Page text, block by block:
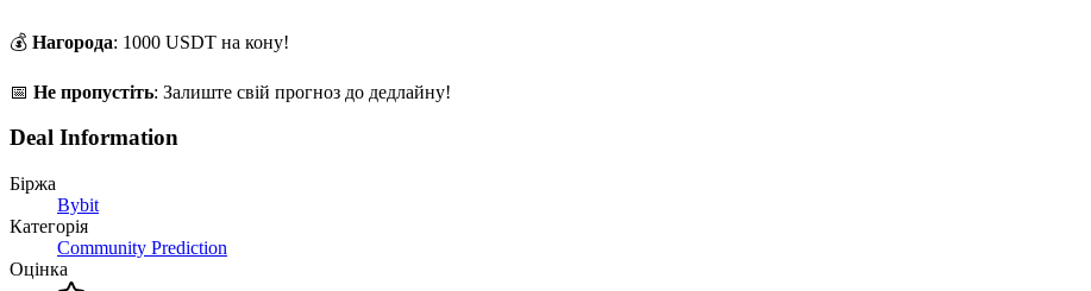
💰 Нагорода: 1000 USDT на кону!
📅 Не пропустіть: Залиште свій прогноз до дедлайну!
Deal Information
Біржа
Bybit
Категорія
Community Prediction
Оцінка